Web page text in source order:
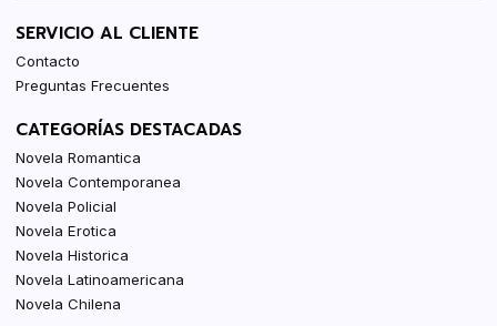
SERVICIO AL CLIENTE
Contacto
Preguntas Frecuentes
CATEGORÍAS DESTACADAS
Novela Romantica
Novela Contemporanea
Novela Policial
Novela Erotica
Novela Historica
Novela Latinoamericana
Novela Chilena